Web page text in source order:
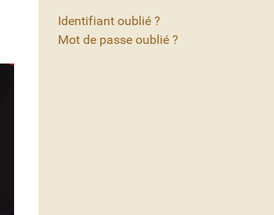
Identifiant oublié ?
Mot de passe oublié ?